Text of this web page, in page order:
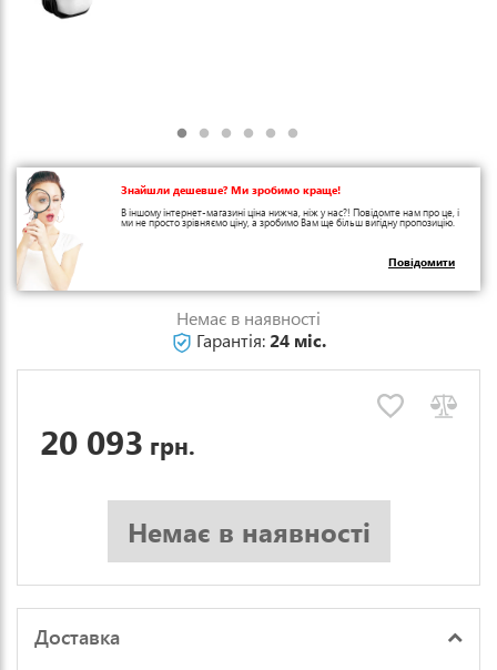
Знайшли дешевше? Ми зробимо краще!
В іншому інтернет-магазині ціна нижча, ніж у нас?! Повідомте нам про це, і
ми не просто зрівняємо ціну, а зробимо Вам ще більш вигідну пропозицію.
Повідомити
Немає в наявності
Гарантія:24 міс.
20 093 грн.
Немає в наявності
Доставка